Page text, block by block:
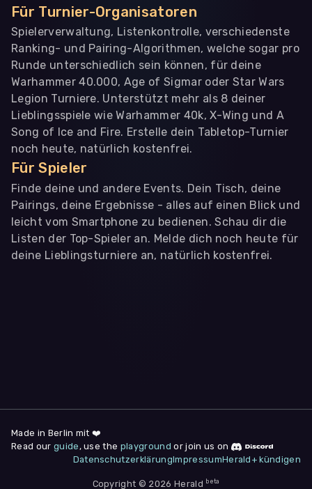
Für Turnier-Organisatoren
Spielerverwaltung, Listenkontrolle, verschiedenste
Ranking- und Pairing-Algorithmen, welche sogar pro
Runde unterschiedlich sein können, für deine
Warhammer 40.000, Age of Sigmar oder Star Wars
Legion Turniere. Unterstützt mehr als 8 deiner
Lieblingsspiele wie Warhammer 40k, X-Wing und A
Song of Ice and Fire. Erstelle dein Tabletop-Turnier
noch heute, natürlich kostenfrei.
Für Spieler
Finde deine und andere Events. Dein Tisch, deine
Pairings, deine Ergebnisse - alles auf einen Blick und
leicht vom Smartphone zu bedienen. Schau dir die
Listen der Top-Spieler an. Melde dich noch heute für
deine Lieblingsturniere an, natürlich kostenfrei.
deine Zustimmung jederzeit unter "
am Seitenende widerrufen.
Nur notwendige
Made in Berlin mit ❤️
Read our guide , use the playground or join us on
DatenschutzerklärungImpressumHerald+ kündigen
Copyright © 2026 Herald beta